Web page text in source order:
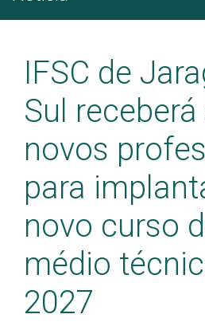
IFSC de
Sul
novos
para
novo curso
médio
2027